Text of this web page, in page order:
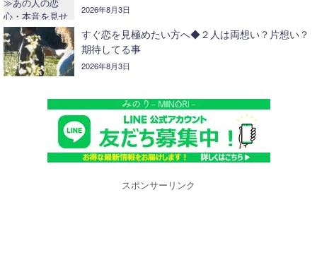
2026年8月3日
すぐ恋を見極めたい方へ◆２人は両想い？片想い？
期待してる事
2026年8月3日
スポンサーリンク